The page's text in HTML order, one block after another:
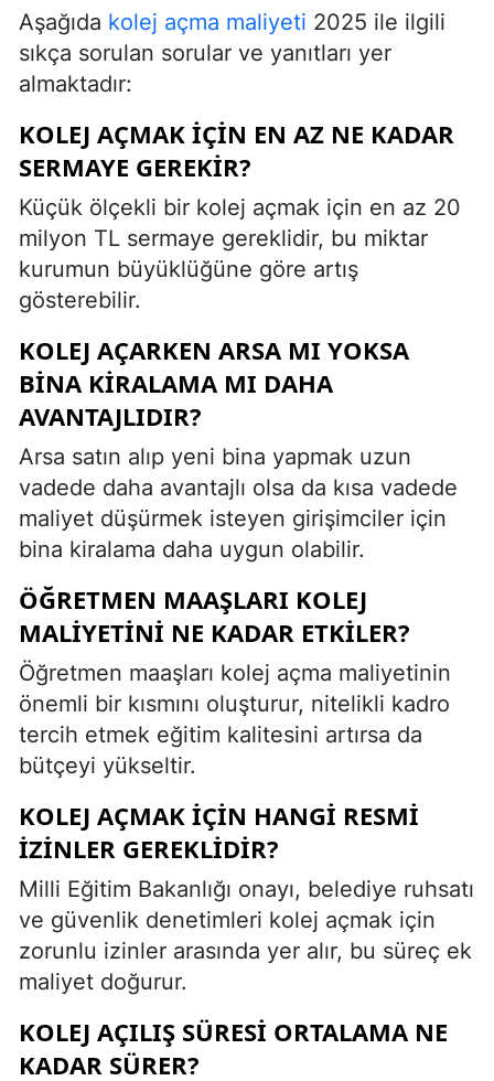
Aşağıda kolej açma maliyeti 2025 ile ilgili
sıkça sorulan sorular ve yanıtları yer
almaktadır:
KOLEJ AÇMAK IÇIN EN AZ NE KADAR
SERMAYE GEREKIR?
Küçük ölçekli bir kolej açmak için en az 20
milyon TL sermaye gereklidir, bu miktar
kurumun büyüklüğüne göre artış
gösterebilir.
KOLEJ AÇARKEN ARSA MI YOKSA
BINA KIRALAMA MI DAHA
AVANTAJLIDIR?
Arsa satın alıp yeni bina yapmak uzun
vadede daha avantajlı olsa da kısa vadede
maliyet düşürmek isteyen girişimciler için
bina kiralama daha uygun olabilir.
ÖĞRETMEN MAAŞLARI KOLEJ
MALIYETINI NE KADAR ETKILER?
Öğretmen maaşları kolej açma maliyetinin
önemli bir kısmını oluşturur, nitelikli kadro
tercih etmek eğitim kalitesini artırsa da
bütçeyi yükseltir.
KOLEJ AÇMAK IÇIN HANGI RESMI
IZINLER GEREKLIDIR?
Milli Eğitim Bakanlığı onayı, belediye ruhsatı
ve güvenlik denetimleri kolej açmak için
zorunlu izinler arasında yer alır, bu süreç ek
maliyet doğurur.
KOLEJ AÇILIŞ SÜRESI ORTALAMA NE
KADAR SÜRER?